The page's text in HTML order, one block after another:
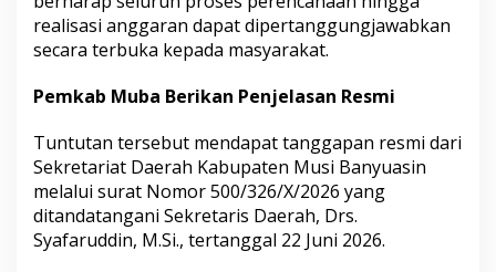
b
u
t
realisasi anggaran dapat dipertanggungjawabkan
secara terbuka kepada masyarakat.
Pemkab Muba Berikan Penjelasan Resmi
Tuntutan tersebut mendapat tanggapan resmi dari
Sekretariat Daerah Kabupaten Musi Banyuasin
melalui surat Nomor 500/326/X/2026 yang
ditandatangani Sekretaris Daerah, Drs.
Syafaruddin, M.Si., tertanggal 22 Juni 2026.